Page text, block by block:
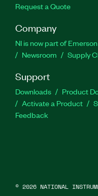
Request a Quote
Company
NI is now part of Emerson
Newsroom
Supply
Support
Downloads Product
Activate a Product
Feedback
© 2026 NATIONAL